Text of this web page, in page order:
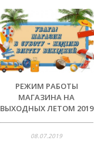
РЕЖИМ РАБОТЫ
МАГАЗИНА НА
ВЫХОДНЫХ ЛЕТОМ 2019
08.07.2019